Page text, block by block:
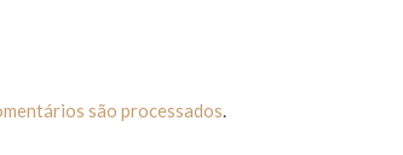
são processados.